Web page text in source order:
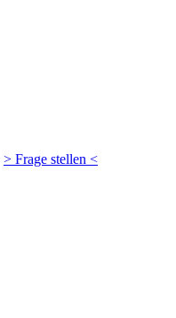
> Frage stellen <